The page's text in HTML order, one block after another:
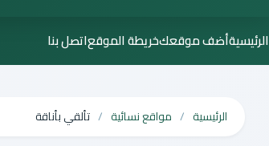
الرئيسيةأضف موقعكخريطة الموقعاتصل بنا
الرئيسية مواقع نسائية تألقي بأناقة